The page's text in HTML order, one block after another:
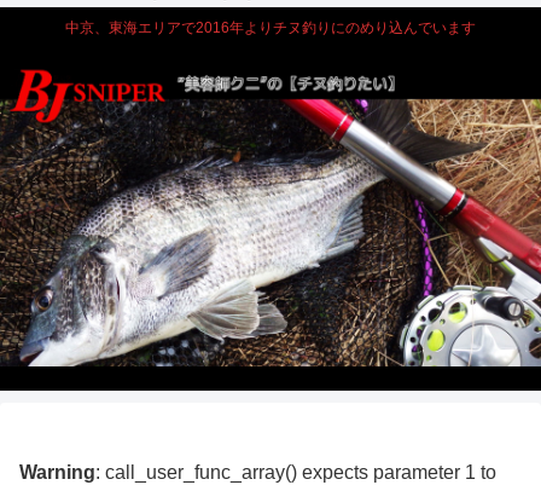
中京、東海エリアで2016年よりチヌ釣りにのめり込んでいます
Warning: call_user_func_array() expects parameter 1 to